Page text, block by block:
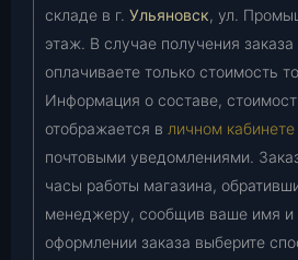
складе в г. Ульяновск, ул.
этаж. В случае получения
оплачиваете только стоимость
Информация о составе,
отображается в личном кабинете
почтовыми уведомлениями.
часы работы магазина,
менеджеру, сообщив ваше имя и
оформлении заказа выберите